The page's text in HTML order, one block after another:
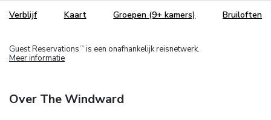
Verblijf Kaart Groepen (9+ kamers) Bruiloften
Guest Reservations TM is een onafhankelijk reisnetwerk.
Meer informatie
Over The Windward